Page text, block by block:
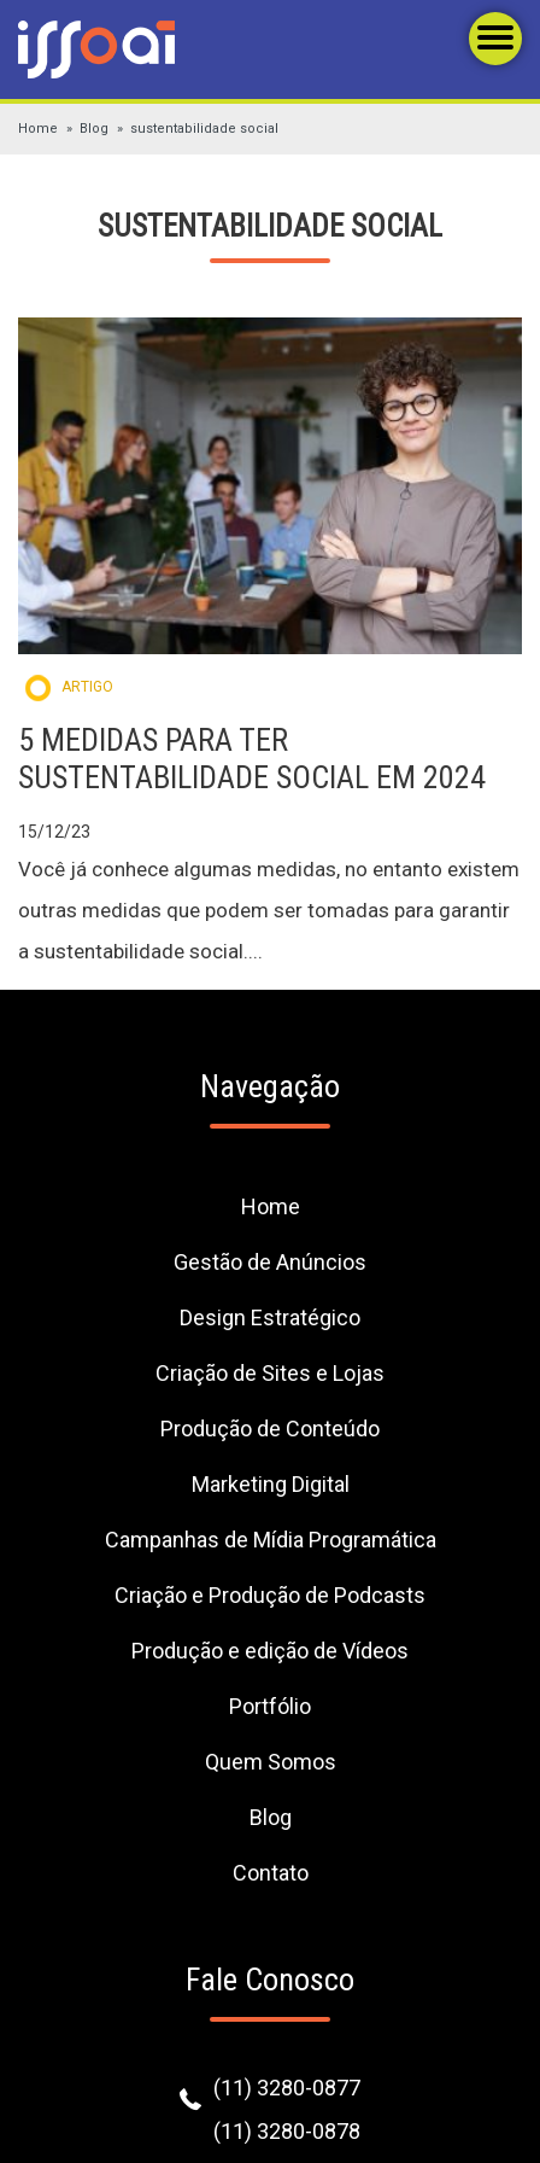
Home Blog sustentabilidade social
SUSTENTABILIDADE SOCIAL
ARTIGO
5 MEDIDAS PARA TER
SUSTENTABILIDADE SOCIAL EM 2024
15/12/23
Você já conhece algumas medidas, no entanto existem
outras medidas que podem ser tomadas para garantir
a sustentabilidade social....
Navegação
Home
Gestão de Anúncios
Design Estratégico
Criação de Sites e Lojas
Produção de Conteúdo
Marketing Digital
Campanhas de Mídia Programática
Criação e Produção de Podcasts
Produção e edição de Vídeos
Portfólio
Quem Somos
Blog
Contato
Fale Conosco
(11) 3280-0877
(11) 3280-0878